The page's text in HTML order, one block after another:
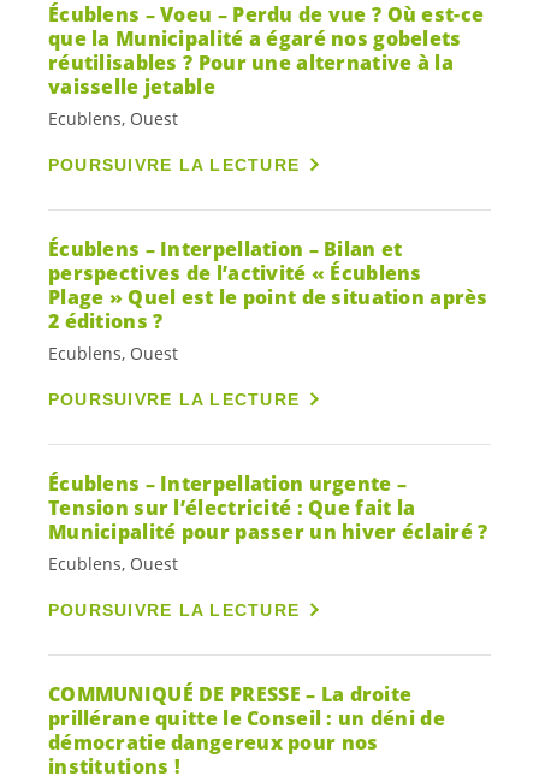
Écublens – Voeu – Perdu de vue ? Où est-ce
que la Municipalité a égaré nos gobelets
réutilisables ? Pour une alternative à la
vaisselle jetable
Ecublens, Ouest
POURSUIVRE LA LECTURE
Écublens – Interpellation – Bilan et
perspectives de l’activité « Écublens
Plage » Quel est le point de situation après
2 éditions ?
Ecublens, Ouest
POURSUIVRE LA LECTURE
Écublens – Interpellation urgente –
Tension sur l’électricité : Que fait la
Municipalité pour passer un hiver éclairé ?
Ecublens, Ouest
POURSUIVRE LA LECTURE
COMMUNIQUÉ DE PRESSE – La droite
prillérane quitte le Conseil : un déni de
démocratie dangereux pour nos
institutions !